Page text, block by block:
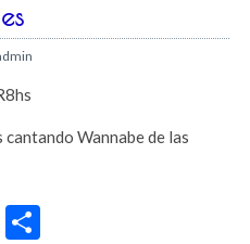
Wannabe de las
WhatsApp